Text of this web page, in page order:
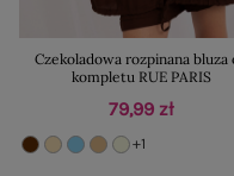
Czekoladowa rozpinana bluza
kompletu RUE PARIS
79,99 zł
+1